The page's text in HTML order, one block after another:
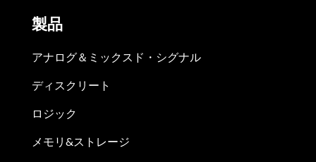
製品
アナログ＆ミックスド・シグナル
ディスクリート
ロジック
メモリ&ストレージ